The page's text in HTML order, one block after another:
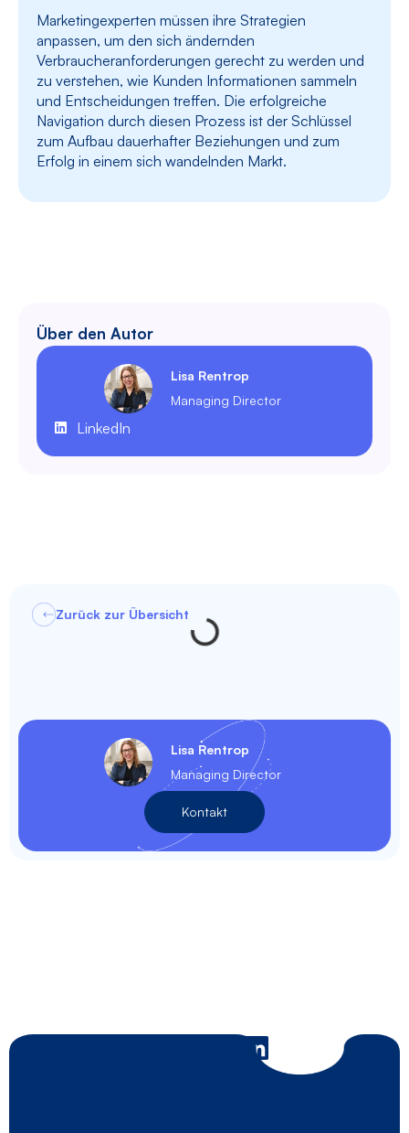
Marketingexperten müssen ihre Strategien
anpassen, um den sich ändernden
Verbraucheranforderungen gerecht zu werden und
zu verstehen, wie Kunden Informationen sammeln
und Entscheidungen treffen. Die erfolgreiche
Navigation durch diesen Prozess ist der Schlüssel
zum Aufbau dauerhafter Beziehungen und zum
Erfolg in einem sich wandelnden Markt.
Über den Autor
Lisa Rentrop
Managing Director
LinkedIn
Zurück zur Übersicht
Lisa Rentrop
Managing Director
Kontakt